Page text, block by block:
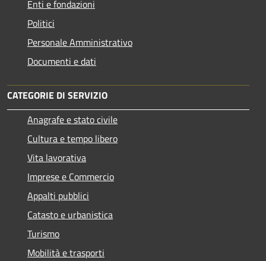
Enti e fondazioni
Politici
Personale Amministrativo
Documenti e dati
CATEGORIE DI SERVIZIO
Anagrafe e stato civile
Cultura e tempo libero
Vita lavorativa
Imprese e Commercio
Appalti pubblici
Catasto e urbanistica
Turismo
Mobilità e trasporti